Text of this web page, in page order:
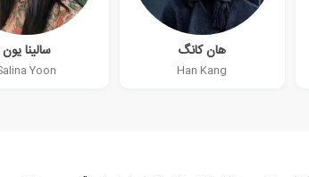
هان کانگ
Han Kang
سالینا یون
Yoon